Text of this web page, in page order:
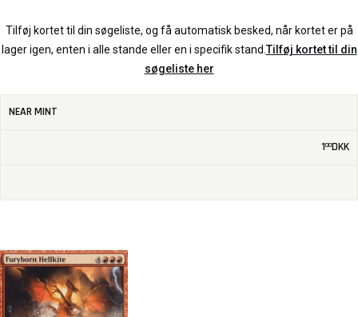
Tilføj kortet til din søgeliste, og få automatisk besked, når kortet er på
lager igen, enten i alle stande eller en i specifik stand.Tilføj kortet til din
søgeliste her
NEAR MINT
100DKK